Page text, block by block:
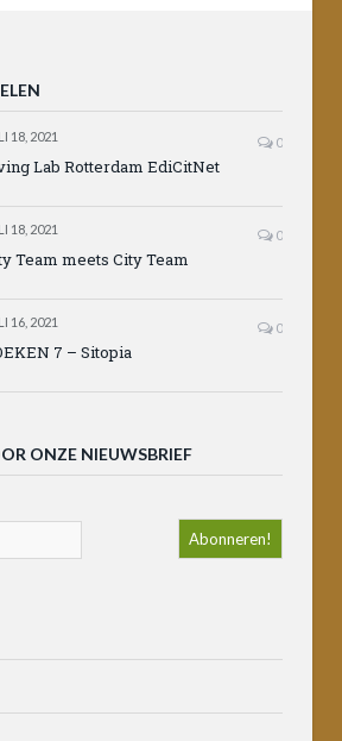
18, 2021 0
Lab Rotterdam EdiCitNet
18, 2021 0
Team meets City Team
16, 2021 0
7 – Sitopia
ONZE NIEUWSBRIEF